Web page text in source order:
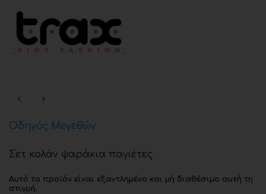
Οδηγός Μεγεθών
Σετ κολάν ψαράκια παγιέτες
Αυτό το προϊόν είναι εξαντλημένο και μή διαθέσιμο αυτή τη
στιγμή.